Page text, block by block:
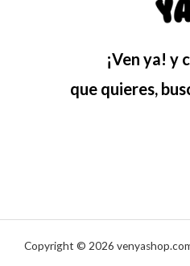
¡Ven ya! y
que quieres,
Copyright © 2026